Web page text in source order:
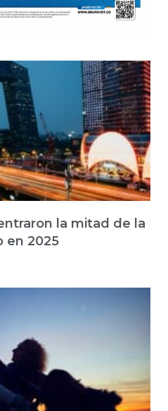
la mitad de la
en 2025